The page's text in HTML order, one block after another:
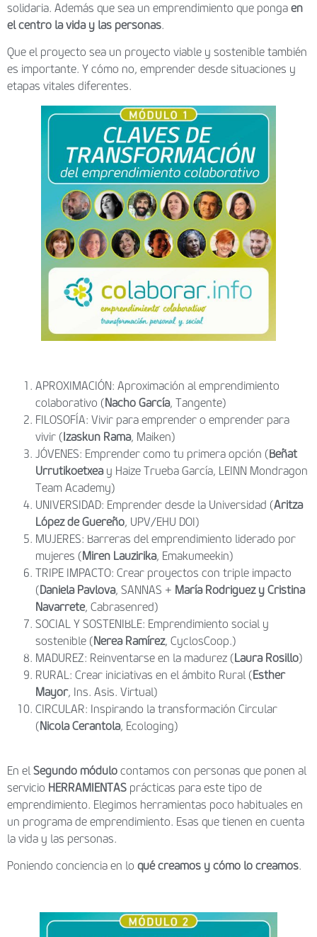
solidaria. Además que sea un emprendimiento que ponga en
el centro la vida y las personas.
Que el proyecto sea un proyecto viable y sostenible también
es importante. Y cómo no, emprender desde situaciones y
etapas vitales diferentes.
APROXIMACIÓN: Aproximación al emprendimiento
colaborativo (Nacho García, Tangente)
FILOSOFÍA: Vivir para emprender o emprender para
vivir ( Izaskun Rama, Maiken)
JÓVENES: Emprender como tu primera opción (Beñat
Urrutikoetxeay Haize Trueba García, LEINN Mondragon
Team Academy)
UNIVERSIDAD: Emprender desde la Universidad (Aritza
López de Guereño, UPV/EHU DOI)
MUJERES: Barreras del emprendimiento liderado por
mujeres (Miren Lauzirika, Emakumeekin)
TRIPE IMPACTO: Crear proyectos con triple impacto
(Daniela Pavlova, SANNAS + María Rodriguez y Cristina
Navarrete, Cabrasenred)
SOCIAL Y SOSTENIBLE: Emprendimiento social y
sostenible (Nerea Ramírez, CyclosCoop.)
MADUREZ: Reinventarse en la madurez (Laura Rosillo)
RURAL: Crear iniciativas en el ámbito Rural (Esther
Mayor, Ins. Asis. Virtual)
CIRCULAR: Inspirando la transformación Circular
(Nicola Cerantola, Ecologing)
En el Segundo módulo contamos con personas que ponen al
servicio HERRAMIENTAS prácticas para este tipo de
emprendimiento. Elegimos herramientas poco habituales en
un programa de emprendimiento. Esas que tienen en cuenta
la vida y las personas.
Poniendo conciencia en lo qué creamos y cómo lo creamos.